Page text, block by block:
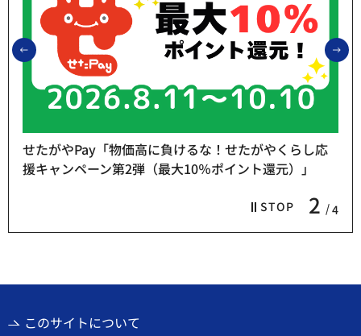
前のスライドを表示
STOP 2 4
せたがやPay「物価高に負けるな！せたがやくらし応
援キャンペーン第2弾（最大10％ポイント還元）」
このサイトについて